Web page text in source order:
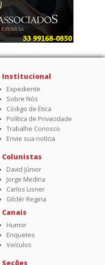
Institucional
Expediente
Sobre Nós
Código de Ética
Política de Privacidade
Trabalhe Conosco
Envie sua notícia
Colunistas
David Júnior
Jorge Medina
Carlos Lisner
Gilclér Regina
Canais
Humor
Enquetes
Veículos
Seções